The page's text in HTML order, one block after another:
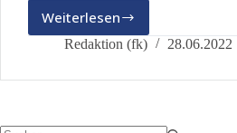
WeiterlesenABGESAGT!
(dieBasis
Grillfest
Redaktion (fk) 28.06.2022